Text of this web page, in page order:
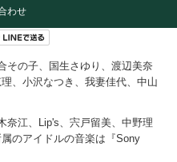
わせ
その子、国生さゆり、渡辺美奈
、小沢なつき、我妻佳代、中山
奈江、Lip's、宍戸留美、中野理
のアイドルの音楽は『Sony